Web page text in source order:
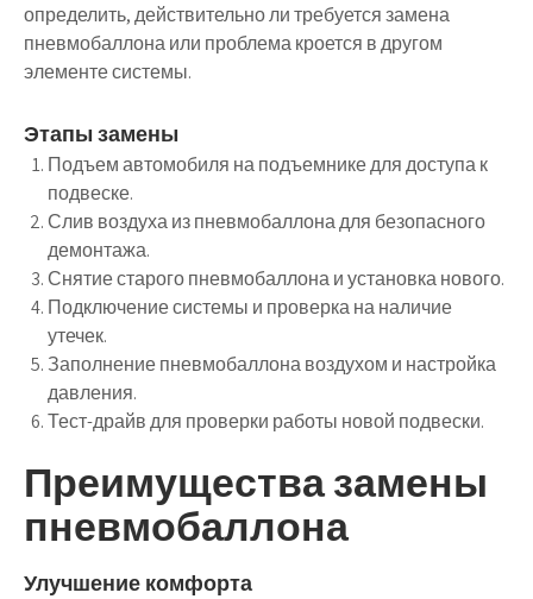
определить, действительно ли требуется замена
пневмобаллона или проблема кроется в другом
элементе системы.
Этапы замены
Подъем автомобиля на подъемнике для доступа к
подвеске.
Слив воздуха из пневмобаллона для безопасного
демонтажа.
Снятие старого пневмобаллона и установка нового.
Подключение системы и проверка на наличие
утечек.
Заполнение пневмобаллона воздухом и настройка
давления.
Тест-драйв для проверки работы новой подвески.
Преимущества замены
пневмобаллона
Улучшение комфорта